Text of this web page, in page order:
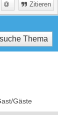
Zitieren
Gäste